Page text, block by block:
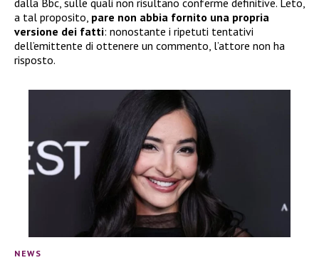
a tal proposito, pare non abbia fornito una propria
versione dei fatti: nonostante i ripetuti tentativi
dell’emittente di ottenere un commento, l’attore non ha
risposto.
NEWS